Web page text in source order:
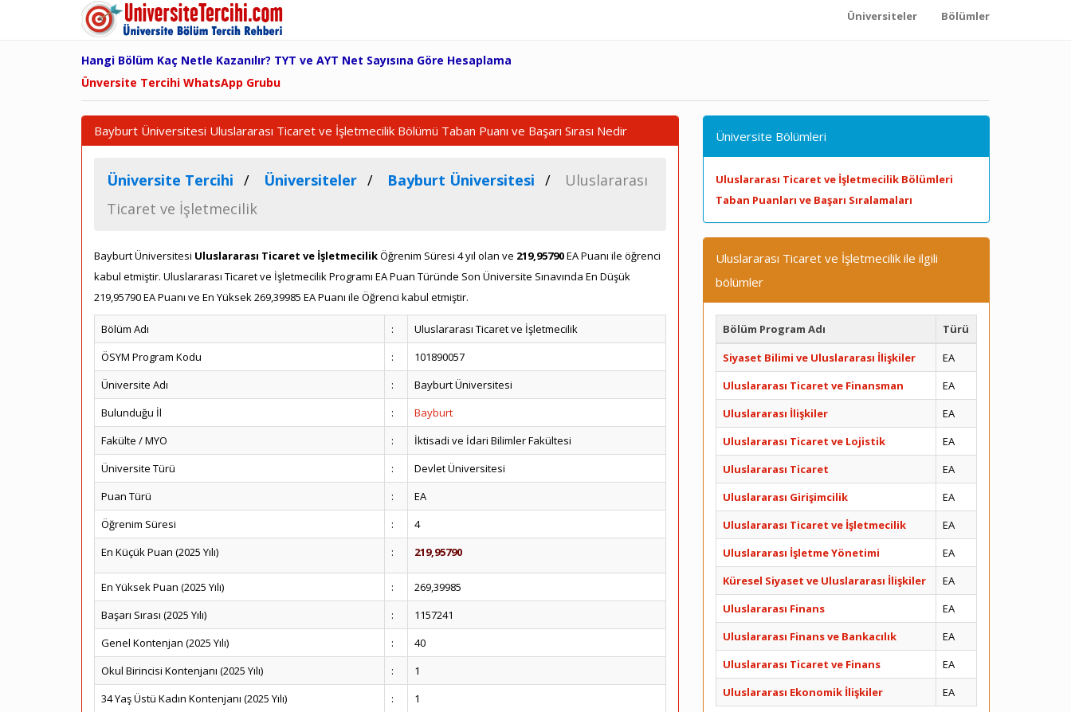
Üniversiteler Bölümler
Hangi Bölüm Kaç Netle Kazanılır? TYT ve AYT Net Sayısına Göre Hesaplama
Ünversite Tercihi WhatsApp Grubu
Bayburt Üniversitesi Uluslararası Ticaret ve İşletmecilik Bölümü Taban Puanı ve Başarı Sırası Nedir
Üniversite Tercihi Üniversiteler Bayburt Üniversitesi
Uluslararası
Ticaret ve İşletmecilik
Bayburt Üniversitesi Uluslararası Ticaret ve İşletmecilikÖğrenim Süresi 4 yıl olan ve 219,95790EA Puanı ile öğrenci
kabul etmiştir. Uluslararası Ticaret ve İşletmecilik Programı EA Puan Türünde Son Üniversite Sınavında En Düşük
219,95790 EA Puanı ve En Yüksek 269,39985 EA Puanı ile Öğrenci kabul etmiştir.
Bölüm Adı :
Uluslararası Ticaret ve İşletmecilik
ÖSYM Program Kodu
:
101890057
Üniversite Adı
:
Bayburt Üniversitesi
Bulunduğu İl
:
Bayburt
Fakülte / MYO
:
İktisadi ve İdari Bilimler Fakültesi
Üniversite Türü
:
Devlet Üniversitesi
Puan Türü
:
EA
Öğrenim Süresi
:
4
En Küçük Puan (2025 Yılı)
: 219,95790
En Yüksek Puan (2025 Yılı) :
269,39985
Başarı Sırası (2025 Yılı)
:
1157241
Genel Kontenjan (2025 Yılı)
:
40
Okul Birincisi Kontenjanı (2025 Yılı)
:
1
34 Yaş Üstü Kadın Kontenjanı (2025 Yılı)
: 1
Üniversite Bölümleri
Uluslararası Ticaret ve İşletmecilik Bölümleri
Taban Puanları ve Başarı Sıralamaları
Uluslararası Ticaret ve İşletmecilik ile ilgili
bölümler
Bölüm Program Adı
Türü
Siyaset Bilimi ve Uluslararası İlişkiler
EA
Uluslararası Ticaret ve Finansman
EA
Uluslararası İlişkiler
EA
Uluslararası Ticaret ve Lojistik
EA
Uluslararası Ticaret
EA
Uluslararası Girişimcilik
EA
Uluslararası Ticaret ve İşletmecilik
EA
Uluslararası İşletme Yönetimi
EA
Küresel Siyaset ve Uluslararası İlişkiler
EA
Uluslararası Finans
EA
Uluslararası Finans ve Bankacılık
EA
Uluslararası Ticaret ve Finans
EA
Uluslararası Ekonomik İlişkiler
EA